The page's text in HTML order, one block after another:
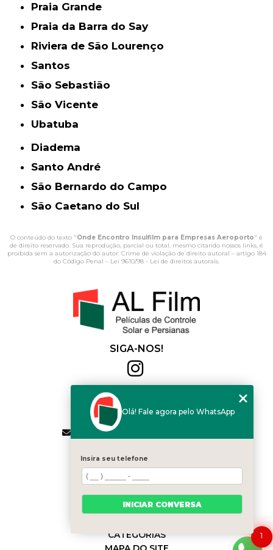
Praia Grande
Praia da Barra do Say
Riviera de São Lourenço
Santos
São Sebastião
São Vicente
Ubatuba
Diadema
Santo André
São Bernardo do Campo
São Caetano do Sul
O conteúdo do texto "Onde Encontro Insulfilm para Empresas Aeroporto" é
de direito reservado. Sua reprodução, parcial ou total, mesmo citando nossos links, é
proibida sem a autorização do autor. Crime de violação de direito autoral – artigo 184
do Código Penal – Lei 9610/98 - Lei de direitos autorais.
SIGA-NOS!
(11) 2564-4684
(11) 94168-2041
contato.vendas@alfilm.com.br
MENU
HOME
QUEM SOMOS
SERVIÇOS
BLOG
CATEGORIAS
1
Olá! Fale agora pelo WhatsApp
Insira seu telefone
INICIAR CONVERSA